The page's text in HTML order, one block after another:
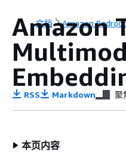
文档 Amazon Bedrock
Amazon
RSS Markdown 聚
本页内容